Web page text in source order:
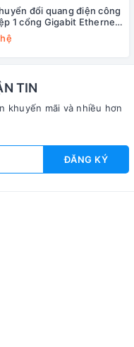
đổi quang điện công
1 cổng Gigabit Ethernet
SFP USR-6311G-
TIN
khuyến mãi và nhiều hơn
ĐĂNG KÝ